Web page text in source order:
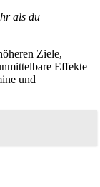
als du
Ziele,
Effekte
und